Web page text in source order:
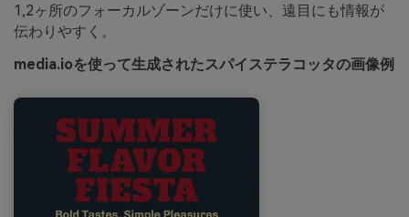
1,2ヶ所のフォーカルゾーンだけに使い、遠目にも情報が
伝わりやすく。
media.ioを使って生成されたスパイステラコッタの画像例